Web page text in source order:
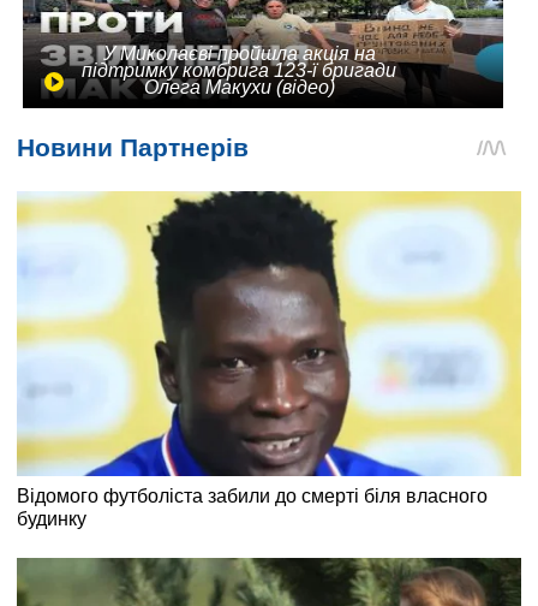
У Миколаєві пройшла акція на
підтримку комбрига 123-ї бригади
Олега Макухи (відео)